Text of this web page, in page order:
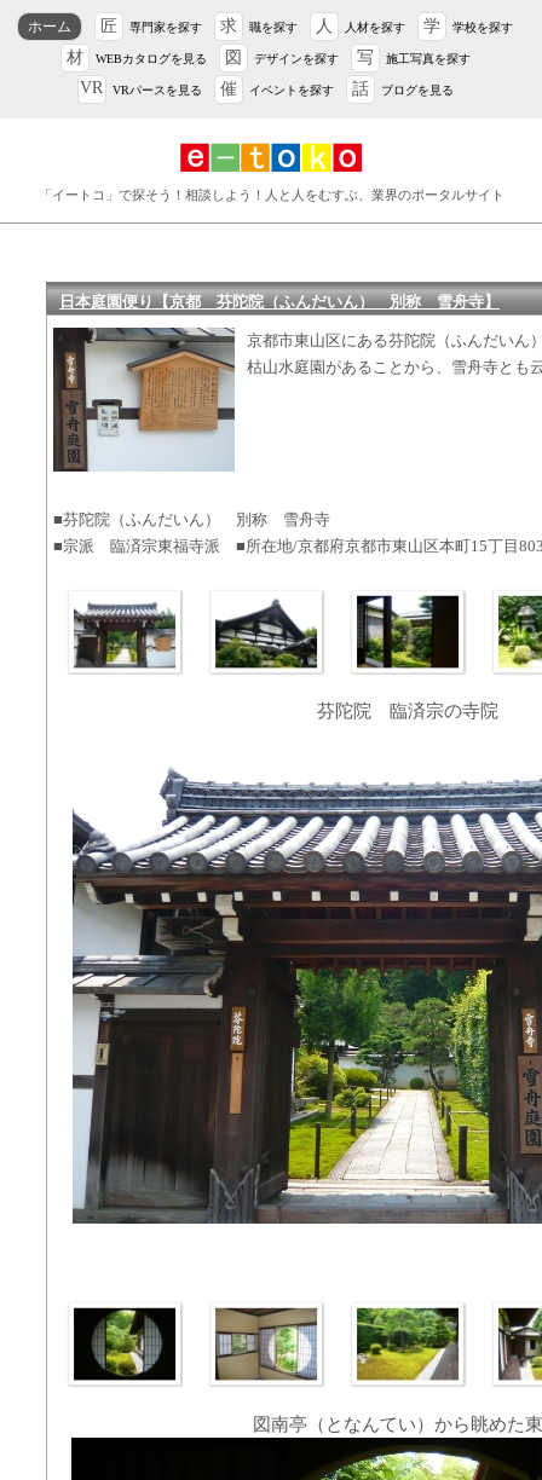
ホーム 匠 専門家を探す 求 職を探す 人 人材を探す 学 学校を探す
材 WEBカタログを見る 図 デザインを探す 写 施工写真を探す
VR VRパースを見る 催 イベントを探す 話 ブログを見る
「イートコ」で探そう！相談しよう！人と人をむすぶ、業界のポータルサイト
日本庭園便り【京都 芬陀院（ふんだいん） 別称 雪舟寺】
京都市東山区にある芬陀院（ふんだいん
枯山水庭園があることから、雪舟寺とも
■芬陀院（ふんだいん） 別称 雪舟寺
■宗派 臨済宗東福寺派 ■所在地/京都府京都市東山区本町15丁目
芬陀院 臨済宗の寺院
図南亭（となんてい）から眺めた